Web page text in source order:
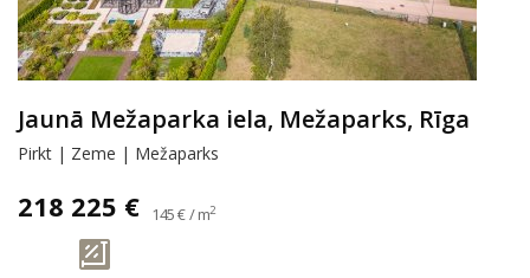
Jaunā Mežaparka iela, Mežaparks, Rīga
Pirkt | Zeme | Mežaparks
218 225 € 145 € / m2